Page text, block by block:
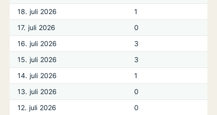
18. juli 2026
1
17. juli 2026
0
16. juli 2026
3
15. juli 2026
3
14. juli 2026
1
13. juli 2026
0
12. juli 2026
0